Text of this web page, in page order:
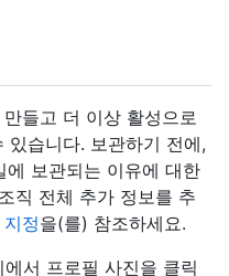
들고 더 이상 활성으로
있습니다. 보관하기 전에,
에 보관되는 이유에 대한
직 전체 추가 정보를 추
정을(를) 참조하세요.
서 프로필 사진을 클릭